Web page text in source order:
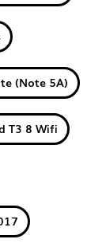
(Note 5A)
T3 8 Wifi